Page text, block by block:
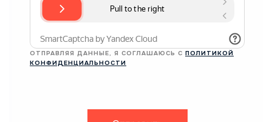
ОТПРАВЛЯЯ ДАННЫЕ, Я СОГЛАШАЮСЬ С ПОЛИТИКОЙ
КОНФИДЕНЦИАЛЬНОСТИ